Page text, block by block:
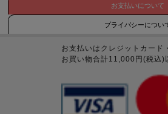
お支払いについて
プライバシーについ
お支払いはクレジットカード
お買い物合計11,000円(税込)